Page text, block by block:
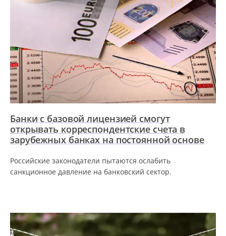
Банки с базовой лицензией смогут
открывать корреспондентские счета в
зарубежных банках на постоянной основе
Российские законодатели пытаются ослабить
санкционное давление на банковский сектор.